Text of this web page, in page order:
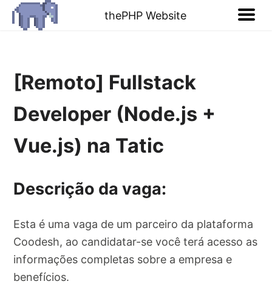
thePHP Website
[Remoto] Fullstack
Developer (Node.js +
Vue.js) na Tatic
Descrição da vaga:
Esta é uma vaga de um parceiro da plataforma
Coodesh, ao candidatar-se você terá acesso as
informações completas sobre a empresa e
benefícios.